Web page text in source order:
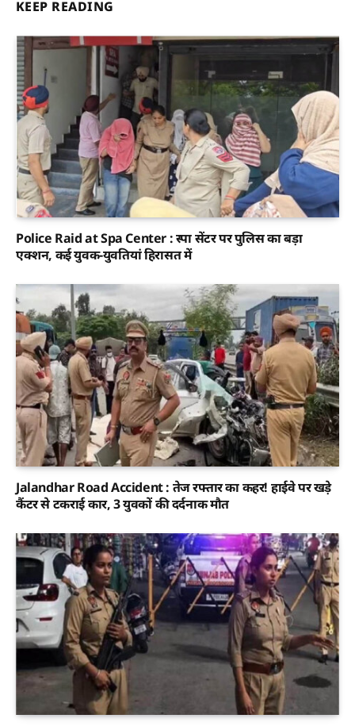
KEEP READING
Police Raid at Spa Center : स्पा सेंटर पर पुलिस का बड़ा
एक्शन, कई युवक-युवतियां हिरासत में
Jalandhar Road Accident : तेज रफ्तार का कहर! हाईवे पर खड़े
कैंटर से टकराई कार, 3 युवकों की दर्दनाक मौत